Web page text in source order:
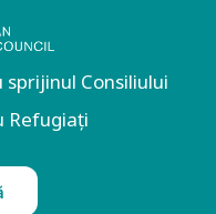
Consiliului
Refugiați